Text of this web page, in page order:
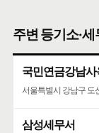
서울특별시 서초구 서
주변 등기소·세
국민연금강남
서울특별시 강남구 도
삼성세무서